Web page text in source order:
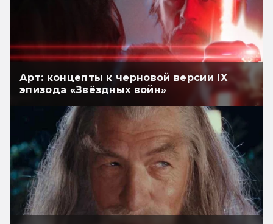
Арт: концепты к черновой версии IX
эпизода «Звёздных войн»